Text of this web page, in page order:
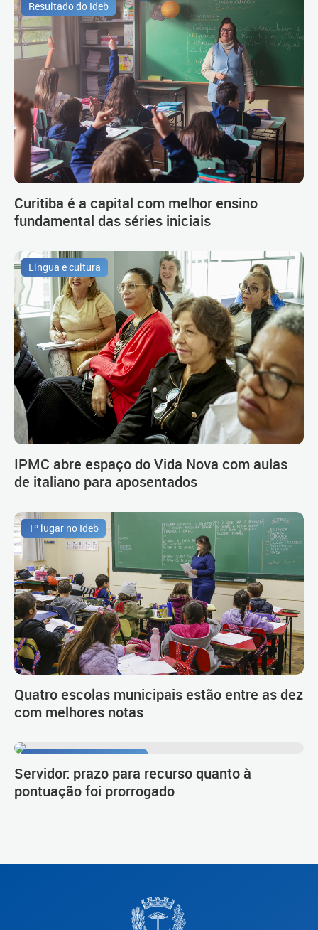
Resultado do Ideb
Curitiba é a capital com melhor ensino
fundamental das séries iniciais
Língua e cultura
IPMC abre espaço do Vida Nova com aulas
de italiano para aposentados
1º lugar no Ideb
Quatro escolas municipais estão entre as dez
com melhores notas
Servidor: prazo para recurso quanto à
pontuação foi prorrogado